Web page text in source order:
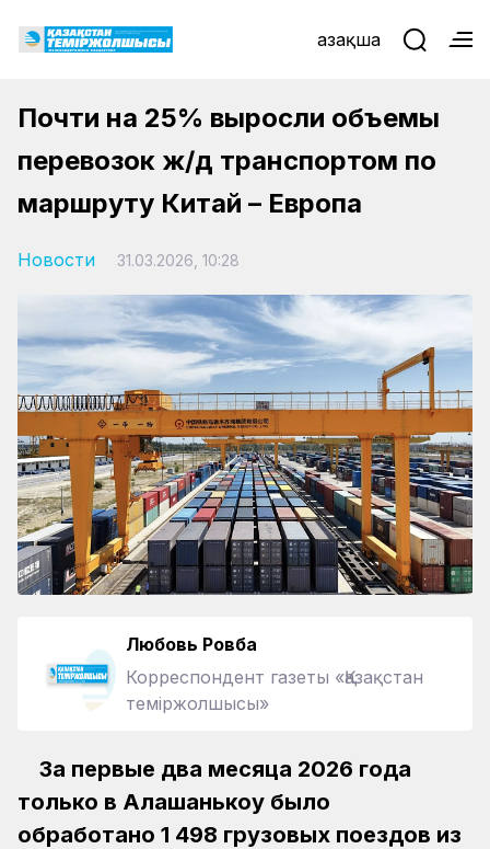
Қазақша
Почти на 25% выросли объемы
перевозок ж/д транспортом по
маршруту Китай – Европа
Новости 31.03.2026, 10:28
Любовь Ровба
Корреспондент газеты «Қазақстан
теміржолшысы»
За первые два месяца 2026 года
только в Алашанькоу было
обработано 1 498 грузовых поездов из